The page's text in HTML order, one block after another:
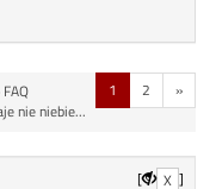
1 2 »
FAQ
nie niebie...
[ X ]